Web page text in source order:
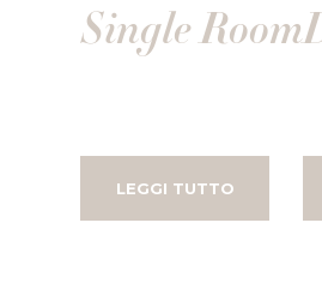
Single Room
LEGGI TUTTO